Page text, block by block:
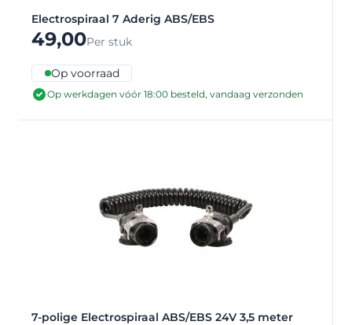
Electrospiraal 7 Aderig ABS/EBS
49,00Per stuk
Op voorraad
Op werkdagen vóór 18:00 besteld, vandaag verzonden
7-polige Electrospiraal ABS/EBS 24V 3,5 meter